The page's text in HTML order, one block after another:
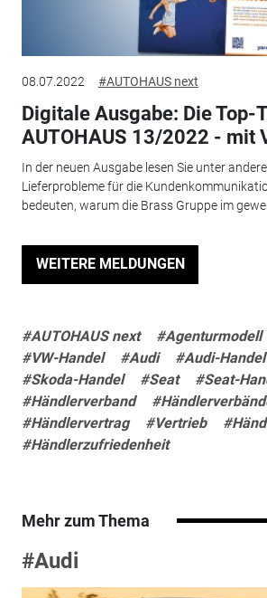
08.07.2022 #AUTOHAUS next
Digitale Ausgabe: Die Top-
AUTOHAUS 13/2022 - mit
In der neuen Ausgabe lesen Sie unter
Lieferprobleme für die
bedeuten, warum die Brass Gruppe im
WEITERE MELDUNGEN
#AUTOHAUS next #Agenturmodell
#VW-Handel
#Audi #Audi-Handel
#Skoda-Handel
#Seat
#Seat-
#Händlerverband
#Händlervertrag
#Vertrieb
#Händlerzufriedenheit
Mehr zum Thema
#Audi